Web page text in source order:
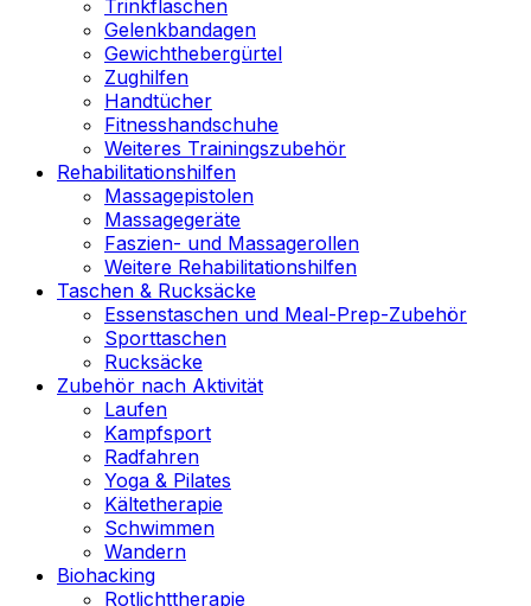
Trinkflaschen
Gelenkbandagen
Gewichthebergürtel
Zughilfen
Handtücher
Fitnesshandschuhe
Weiteres Trainingszubehör
Rehabilitationshilfen
Massagepistolen
Massagegeräte
Faszien- und Massagerollen
Weitere Rehabilitationshilfen
Taschen & Rucksäcke
Essenstaschen und Meal-Prep-Zubehör
Sporttaschen
Rucksäcke
Zubehör nach Aktivität
Laufen
Kampfsport
Radfahren
Yoga & Pilates
Kältetherapie
Schwimmen
Wandern
Biohacking
Rotlichttherapie